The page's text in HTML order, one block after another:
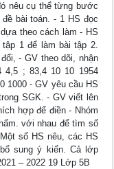
nêu cụ thể từng bước
bài toán. - 1 HS đọc
theo cách làm - HS
1 để làm bài tập 2.
- GV theo dõi, nhận
4,5 ; 83,4 10 10 1954
1000 - GV yêu cầu HS
SGK. - GV viết lên
hợp để điền - Nhóm
với nhau để tìm số
số HS nêu, các HS
sung ý kiến. Cả lớp
– 2022 19 Lớp 5B